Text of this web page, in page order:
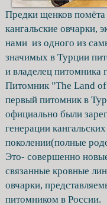
Предки щенков помёта
кангальские овчарки,
нами из одного из
значимых в Турции
и владелец
Питомник "The Land
первый питомник в
официально были
генерации
поколении(полные
Это- совершенно
связанные кровные
овчарки,
питомником в России.